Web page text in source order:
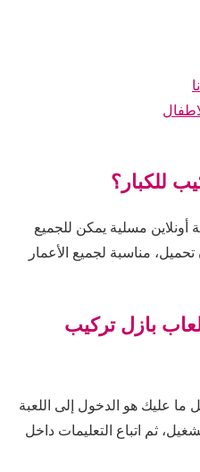
للكبار؟
أونلاين مسلية يمكن للجميع
مناسبة لجميع الأعمار
بازل تركيب
ما عليك هو الدخول إلى اللعبة
ثم اتباع التعليمات داخل